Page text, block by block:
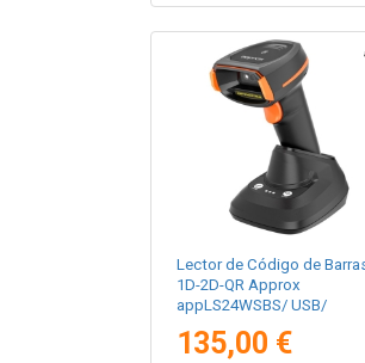
Lector de Código de
1D-2D-QR Approx
appLS24WSBS/ USB/
135,00 €